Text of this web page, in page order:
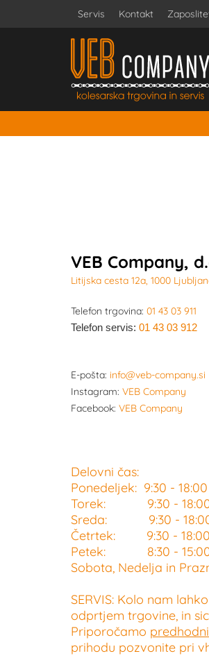
Servis Kontakt
VEB Company,
Litijska cesta 12a, 1000
Telefon trgovina: 01 43 03 911
Telefon servis: 01 43 03 912
E-pošta: info@veb-company.si
Instagram: VEB Company
Facebook: VEB Company
Delovni čas:
Ponedeljek: 9:30 - 18:00
Torek: 9:30 -
Sreda: 9:30 -
Četrtek: 9:30 - 18:00
Petek: 8:30 -
Sobota, Nedelja in
SERVIS: Kolo nam
odprtjem trgovine, in
Priporočamo
prihodu pozvonite pri